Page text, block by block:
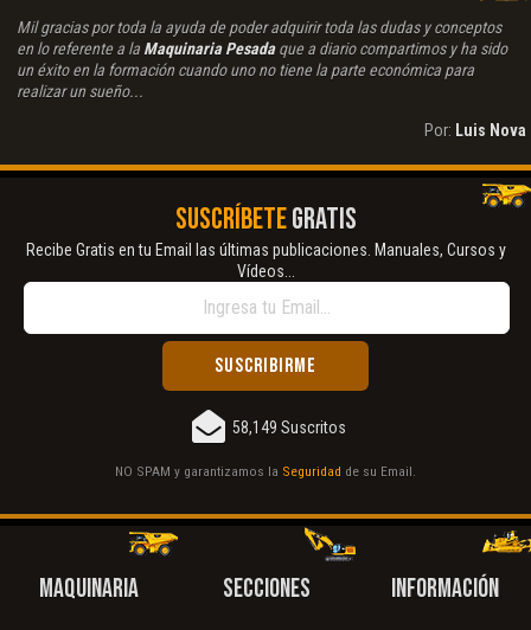
Mil gracias por toda la ayuda de poder adquirir toda las dudas y conceptos
en lo referente a la Maquinaria Pesadaque a diario compartimos y ha sido
un éxito en la formación cuando uno no tiene la parte económica para
realizar un sueño...
Por: Luis Nova
SUSCRÍBETEGRATIS
Recibe Gratis en tu Email las últimas publicaciones. Manuales, Cursos y
Vídeos...
58,149 Suscritos
NO SPAM y garantizamos la Seguridad de su Email.
MAQUINARIA
SECCIONES
INFORMACIÓN